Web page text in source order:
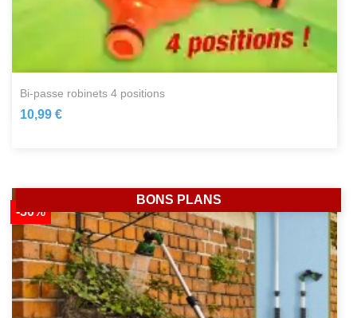
bi-passe robinets 4 positions
10,99 €
-50%
BONS PLANS